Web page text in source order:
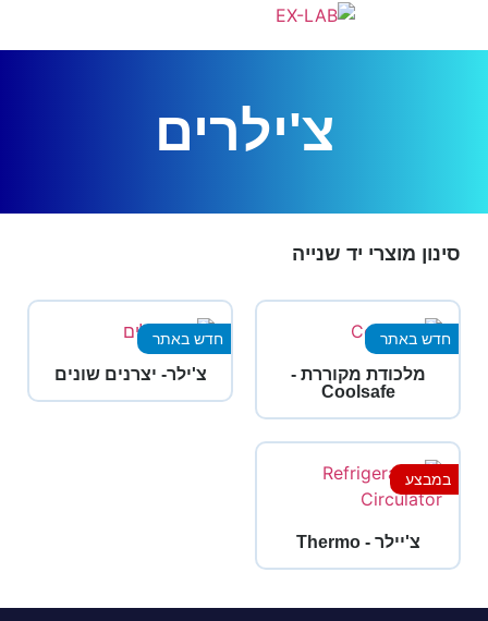
צ'ילרים
סינון מוצרי יד שנייה
חדש באתר
מלכודת מקוררת -
Coolsafe
חדש באתר
צ'ילר- יצרנים שונים
במבצע
צ'יילר - Thermo